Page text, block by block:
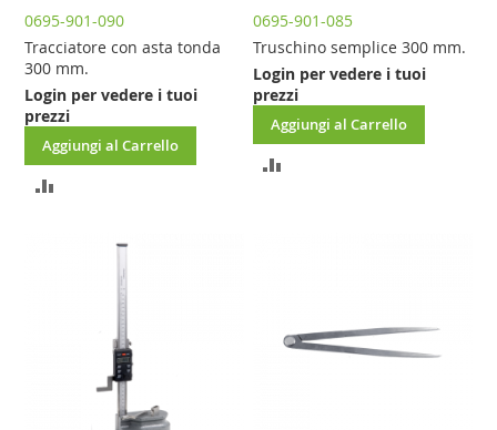
0695-901-090
Tracciatore con asta tonda
300 mm.
Login per vedere i tuoi
prezzi
Aggiungi al Carrello
AGGIUNGI
0695-901-085
Truschino semplice 300 mm.
Login per vedere i tuoi
prezzi
Aggiungi al Carrello